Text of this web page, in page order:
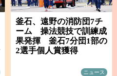
釜石、遠野の消防団7チ
ーム 操法競技で訓練成
果発揮 釜石7分団1部の
2選手個人賞獲得
ニュース